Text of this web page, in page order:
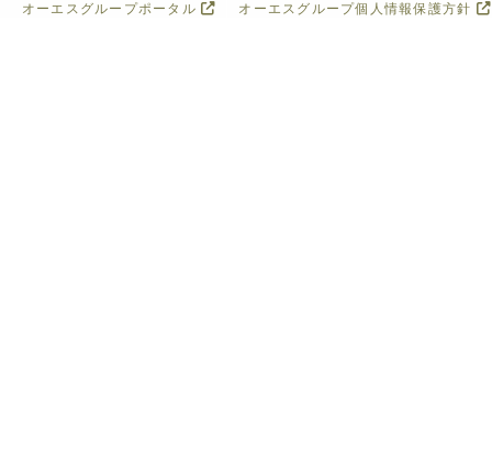
オーエスグループポータル オーエスグループ個人情報保護方針